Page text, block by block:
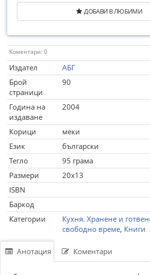
ДОБАВИ В ЛЮБИМИ
Коментари: 0
Издател
АБГ
Брой
страници
90
Година на
издаване
2004
Корици
меки
Език
български
Тегло
95 грама
Размери
20x13
ISBN
Баркод
Категории
Кухня. Хранене и
свободно време, Книги
Анотация Коментари